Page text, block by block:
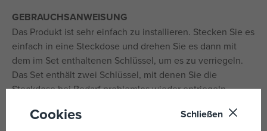
GEBRAUCHSANWEISUNG
Das Produkt ist sehr einfach zu installieren. Stecken Sie es
einfach in eine Steckdose und drehen Sie es dann mit
dem im Set enthaltenen Schlüssel, um es zu verriegeln.
Das Set enthält zwei Schlüssel, mit denen Sie die
Steckdose bei Bedarf problemlos wieder entriegeln
Cookies Schließen